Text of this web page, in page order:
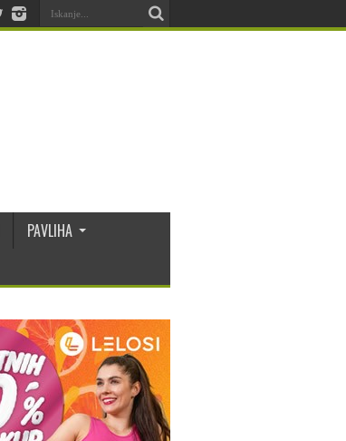
PAVLIHA